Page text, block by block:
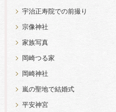
宇治正寿院での前撮り
宗像神社
家族写真
岡崎つる家
岡崎神社
嵐の聖地で結婚式
平安神宮